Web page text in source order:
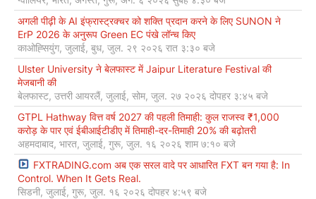
अगली पीढ़ी के AI इंफ्रास्ट्रक्चर को शक्ति प्रदान करने के लिए SUNON ने
ErP 2026 के अनुरूप Green EC पंखे लॉन्च किए
काओह्सियुंग, जुलाई, बुध, जुल. २९ २०२६ रात ३:३० बजे
Ulster University ने बेलफास्ट में Jaipur Literature Festival की
मेजबानी की
बेलफास्ट, उत्तरी आयरलैं, जुलाई, सोम, जुल. २७ २०२६ दोपहर ३:४५ बजे
GTPL Hathway वित्त वर्ष 2027 की पहली तिमाही: कुल राजस्व ₹1,000
करोड़ के पार एवं ईबीआईटीडीए में तिमाही-दर-तिमाही 20% की बढ़ोतरी
अहमदाबाद, भारत, जुलाई, गुरू, जुल. १६ २०२६ शाम ७:१० बजे
FXTRADING.com अब एक सरल वादे पर आधारित FXT बन गया है: In
Control. When It Gets Real.
सिडनी, जुलाई, गुरू, जुल. १६ २०२६ दोपहर ४:५९ बजे